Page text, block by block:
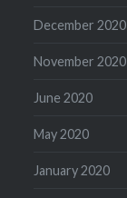
December 2020
November 2020
June 2020
May 2020
January 2020